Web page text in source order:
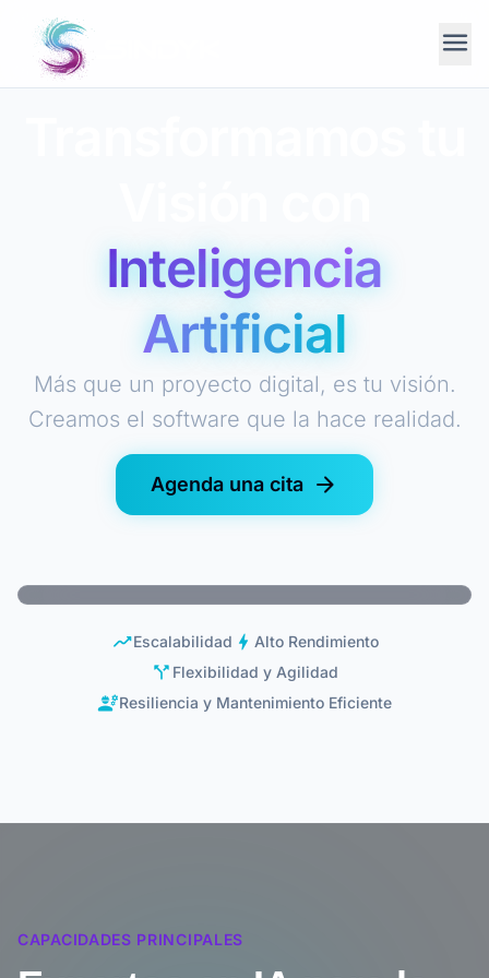
menu
Inteligencia
Artificial
Más que un proyecto digital, es tu visión.
Creamos el software que la hace realidad.
Agenda una cita arrow_forward
movingEscalabilidad bolt Alto Rendimiento
call_split Flexibilidad y Agilidad
engineeringResiliencia y Mantenimiento Eficiente
CAPACIDADES PRINCIPALES